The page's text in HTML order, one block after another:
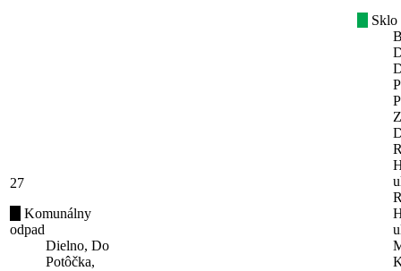
27
Komunálny
odpad
Dielno, Do
Potôčka,
Sklo